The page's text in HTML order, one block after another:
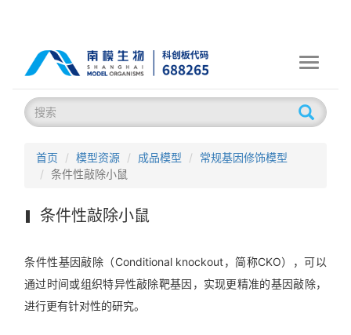
Toggle
首页 模型资源 成品模型
常规基因修饰模型
条件性敲除小鼠
条件性敲除小鼠
条件性基因敲除（Conditional knockout，简称CKO），可以
通过时间或组织特异性敲除靶基因，实现更精准的基因敲除，
进行更有针对性的研究。